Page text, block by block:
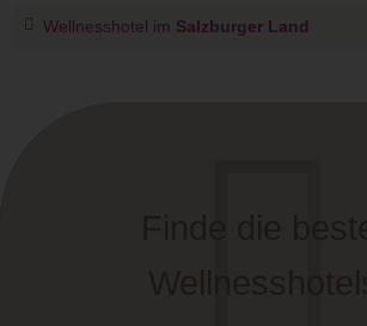
Wellnesshotel im Salzburger Land